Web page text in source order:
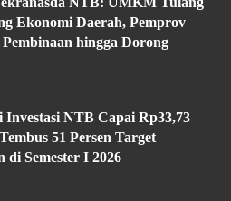
Ekonomi Daerah, Pemprov
hingga Dorong
Investasi NTB Capai Rp33,73
51 Persen Target
di Semester I 2026